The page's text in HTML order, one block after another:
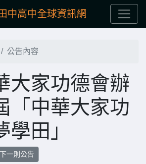
中高中全球資訊網
公告內容
大家功德會辦
「中華大家功
田」
下一則公告